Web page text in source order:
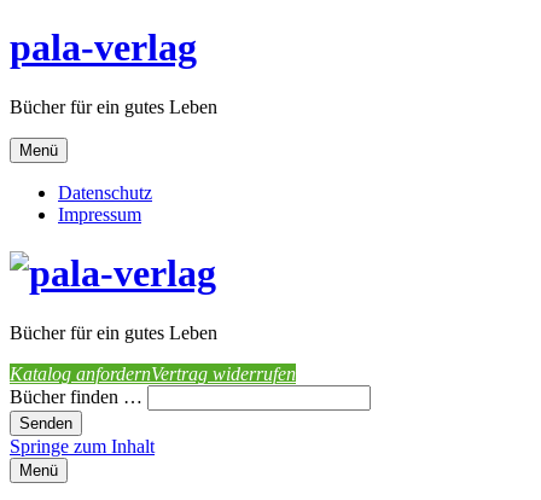
pala-verlag
Bücher für ein gutes Leben
Menü
Datenschutz
Impressum
Bücher für ein gutes Leben
Katalog anfordernVertrag widerrufen
Bücher finden …
Springe zum Inhalt
Menü